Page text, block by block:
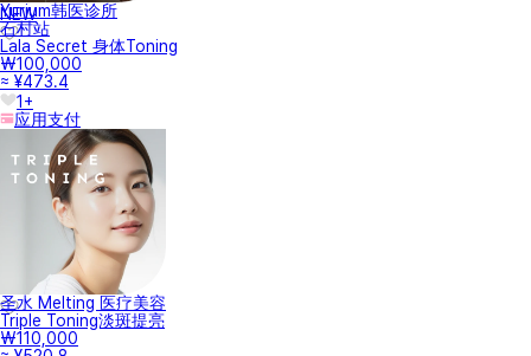
NEW
Yurium韩医诊所
石村站
Lala Secret 身体Toning
₩100,000
≈ ¥473.4
1+
应用支付
圣水 Melting 医疗美容
Triple Toning淡斑提亮
₩110,000